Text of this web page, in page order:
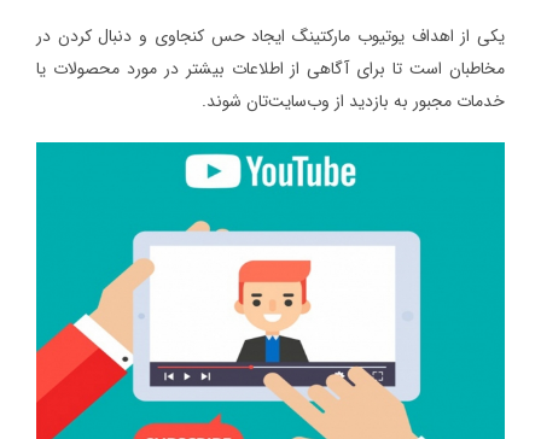
یکی از اهداف یوتیوب مارکتینگ ایجاد حس کنجاوی و دنبال کردن در
مخاطبان است تا برای آگاهی از اطلاعات بیشتر در مورد محصولات یا
خدمات مجبور به بازدید از وب‌سایت‌تان شوند.